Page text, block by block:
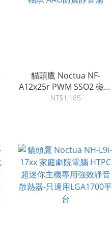
貓頭鷹 Noctua NF-
A12x25r PWM SSO2 磁穩
軸承 AAO防震靜音扇
NT$1,185